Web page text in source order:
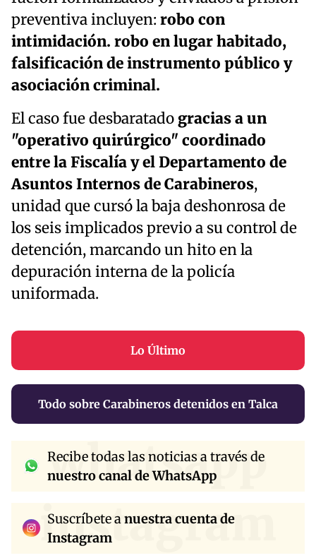
preventiva incluyen: robo con
intimidación. robo en lugar habitado,
falsificación de instrumento público y
asociación criminal.
El caso fue desbaratado gracias a un
"operativo quirúrgico" coordinado
entre la Fiscalía y el Departamento de
Asuntos Internos de Carabineros,
unidad que cursó la baja deshonrosa de
los seis implicados previo a su control de
detención, marcando un hito en la
depuración interna de la policía
uniformada.
Lo Último
Todo sobre Carabineros detenidos en Talca
whatsapp
Recibe todas las noticias a través de
nuestro canal de WhatsApp
instagram
Suscríbete anuestra cuenta de
Instagram